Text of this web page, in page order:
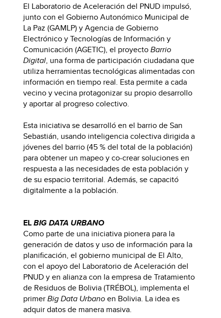
El Laboratorio de Aceleración del PNUD impulsó,
junto con el Gobierno Autonómico Municipal de
La Paz (GAMLP) y Agencia de Gobierno
Electrónico y Tecnologías de Información y
Comunicación (AGETIC), el proyectoBarrio
Digital, una forma de participación ciudadana que
utiliza herramientas tecnológicas alimentadas con
información en tiempo real. Esta permite a cada
vecino y vecina protagonizar su propio desarrollo
y aportar al progreso colectivo.
Esta iniciativa se desarrolló en el barrio de San
Sebastián, usando inteligencia colectiva dirigida a
jóvenes del barrio (45 % del total de la población)
para obtener un mapeo y co-crear soluciones en
respuesta a las necesidades de esta población y
de su espacio territorial. Además, se capacitó
digitalmente a la población.
ELBIG DATA URBANO
Como parte de una iniciativa pionera para la
generación de datos y uso de información para la
planificación, el gobierno municipal de El Alto,
con el apoyo del Laboratorio de Aceleración del
PNUD y en alianza con la empresa de Tratamiento
de Residuos de Bolivia (TRÉBOL), implementa el
primerBig Data Urbanoen Bolivia. La idea es
adquir datos de manera masiva.